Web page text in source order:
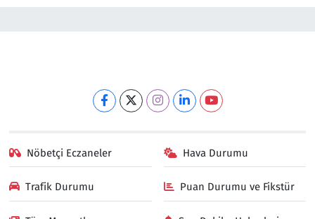
Nöbetçi Eczaneler Hava Durumu
Trafik Durumu Puan Durumu ve Fikstür